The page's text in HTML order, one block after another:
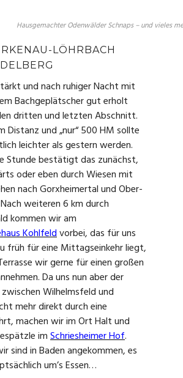
Hausgemachter Odenwälder Schnaps – und vieles
LÖHRBACH
und nach ruhiger Nacht mit
Bachgeplätscher gut erholt
dritten und letzten Abschnitt.
Distanz und „nur“ 500 HM sollte
leichter als gestern werden.
Stunde bestätigt das zunächst,
oder eben durch Wiesen mit
nach Gorxheimertal und Ober-
weiteren 6 km durch
kommen wir am
Kohlfeldvorbei, das für uns
früh für eine Mittagseinkehr liegt,
wir gerne für einen großen
Da uns nun aber der
Wilhelmsfeld und
mehr direkt durch eine
machen wir im Ort Halt und
imSchriesheimer Hof.
sind in Baden angekommen, es
um’s Essen…